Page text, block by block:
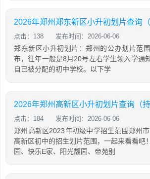
2026年郑州郑东新区小升初划片查询（
点击：138 发布时间：2026-06-06
郑东新区小升初划片：郑州的公办划片范
布，往年一般是8月20号左右学生领入学通
自已被分配的初中学校。以下学
2026年郑州高新区小升初划片查询（持
点击：184 发布时间：2026-06-06
郑州高新区2023年初级中学招生范围郑州
高新区初中的招生划片范围，一起来看看
园、快乐E家、阳光馥园、帝苑别